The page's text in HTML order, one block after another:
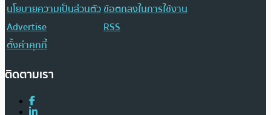
นโยบายความเป็นส่วนตัวข้อตกลงในการใช้งาน
Advertise
RSS
ตั้งค่าคุกกี้
ติดตามเรา